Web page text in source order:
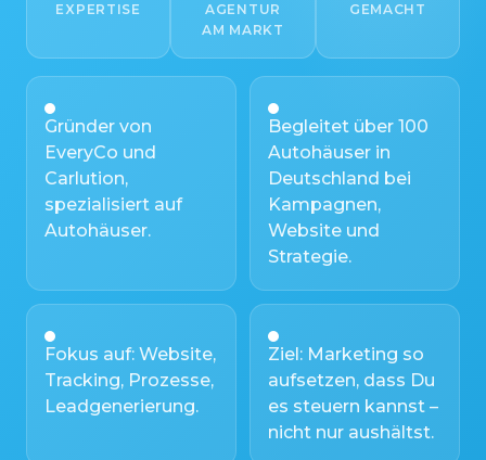
EXPERTISE
AGENTUR
AM MARKT
GEMACHT
Gründer von
EveryCo und
Carlution,
spezialisiert auf
Autohäuser.
Begleitet über 100
Autohäuser in
Deutschland bei
Kampagnen,
Website und
Strategie.
Fokus auf: Website,
Tracking, Prozesse,
Leadgenerierung.
Ziel: Marketing so
aufsetzen, dass Du
es steuern kannst –
nicht nur aushältst.